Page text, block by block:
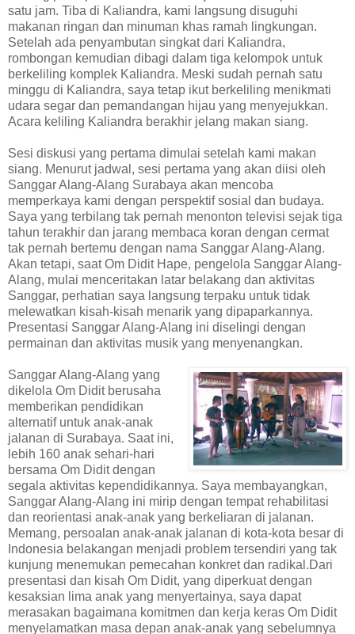
satu jam. Tiba di Kaliandra, kami langsung disuguhi
makanan ringan dan minuman khas ramah lingkungan.
Setelah ada penyambutan singkat dari Kaliandra,
rombongan kemudian dibagi dalam tiga kelompok untuk
berkeliling komplek Kaliandra. Meski sudah pernah satu
minggu di Kaliandra, saya tetap ikut berkeliling menikmati
udara segar dan pemandangan hijau yang menyejukkan.
Acara keliling Kaliandra berakhir jelang makan siang.
Sesi diskusi yang pertama dimulai setelah kami makan
siang. Menurut jadwal, sesi pertama yang akan diisi oleh
Sanggar Alang-Alang Surabaya akan mencoba
memperkaya kami dengan perspektif sosial dan budaya.
Saya yang terbilang tak pernah menonton televisi sejak tiga
tahun terakhir dan jarang membaca koran dengan cermat
tak pernah bertemu dengan nama Sanggar Alang-Alang.
Akan tetapi, saat Om Didit Hape, pengelola Sanggar Alang-
Alang, mulai menceritakan latar belakang dan aktivitas
Sanggar, perhatian saya langsung terpaku untuk tidak
melewatkan kisah-kisah menarik yang dipaparkannya.
Presentasi Sanggar Alang-Alang ini diselingi dengan
permainan dan aktivitas musik yang menyenangkan.
Sanggar Alang-Alang yang
dikelola Om Didit berusaha
memberikan pendidikan
alternatif untuk anak-anak
jalanan di Surabaya. Saat ini,
lebih 160 anak sehari-hari
bersama Om Didit dengan
segala aktivitas kependidikannya. Saya membayangkan,
Sanggar Alang-Alang ini mirip dengan tempat rehabilitasi
dan reorientasi anak-anak yang berkeliaran di jalanan.
Memang, persoalan anak-anak jalanan di kota-kota besar di
Indonesia belakangan menjadi problem tersendiri yang tak
kunjung menemukan pemecahan konkret dan radikal.Dari
presentasi dan kisah Om Didit, yang diperkuat dengan
kesaksian lima anak yang menyertainya, saya dapat
merasakan bagaimana komitmen dan kerja keras Om Didit
menyelamatkan masa depan anak-anak yang sebelumnya